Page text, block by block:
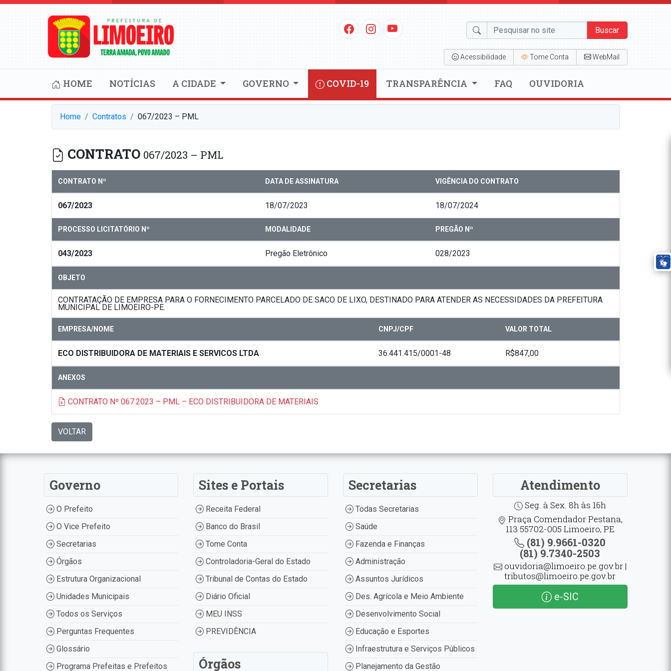
Buscar
Acessibilidade Tome Conta WebMail
HOME NOTÍCIAS A CIDADE GOVERNO COVID-19 TRANSPARÊNCIA FAQ OUVIDORIA
Home Contratos 067/2023 – PML
CONTRATO 067/2023 – PML
CONTRATO Nº DATA DE ASSINATURA VIGÊNCIA DO CONTRATO
067/2023 18/07/2023 18/07/2024
PROCESSO LICITATÓRIO Nº MODALIDADE PREGÃO Nº
043/2023 Pregão Eletrônico 028/2023
OBJETO
CONTRATAÇÃO DE EMPRESA PARA O FORNECIMENTO PARCELADO DE SACO DE LIXO, DESTINADO PARA ATENDER AS NECESSIDADES DA PREFEITURA
MUNICIPAL DE LIMOEIRO-PE.
EMPRESA/NOME CNPJ/CPF VALOR TOTAL
ECO DISTRIBUIDORA DE MATERIAIS E SERVICOS LTDA 36.441.415/0001-48 R$847,00
ANEXOS
CONTRATO Nº 067.2023 – PML – ECO DISTRIBUIDORA DE MATERIAIS
VOLTAR
Governo
O Prefeito
O Vice Prefeito
Secretarias
Órgãos
Estrutura Organizacional
Unidades Municipais
Todos os Serviços
Perguntas Frequentes
Glossário
Programa Prefeitas e Prefeitos
Sites e Portais
Receita Federal
Banco do Brasil
Tome Conta
Controladoria-Geral do Estado
Tribunal de Contas do Estado
Diário Oficial
MEU INSS
PREVIDÊNCIA
Órgãos
Secretarias
Todas Secretarias
Saúde
Fazenda e Finanças
Administração
Assuntos Jurídicos
Des. Agrícola e Meio Ambiente
Desenvolvimento Social
Educação e Esportes
Infraestrutura e Serviços Públicos
Planejamento da Gestão
Atendimento
Seg. à Sex. 8h às 16h
Praça Comendador Pestana,
113 55702-005 Limoeiro, PE
(81) 9.9661-0320
(81) 9.7340-2503
ouvidoria@limoeiro.pe.gov.br |
tributos@limoeiro.pe.gov.br
e-SIC